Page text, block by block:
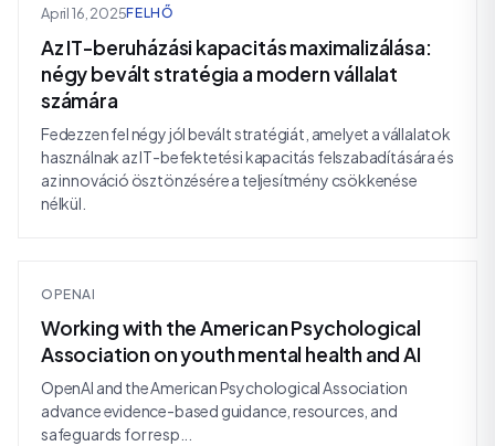
April 16, 2025FELHŐ
Az IT-beruházási kapacitás maximalizálása:
négy bevált stratégia a modern vállalat
számára
Fedezzen fel négy jól bevált stratégiát, amelyet a vállalatok
használnak az IT-befektetési kapacitás felszabadítására és
az innováció ösztönzésére a teljesítmény csökkenése
nélkül.
OPENAI
Working with the American Psychological
Association on youth mental health and AI
OpenAI and the American Psychological Association
advance evidence-based guidance, resources, and
safeguards for resp...